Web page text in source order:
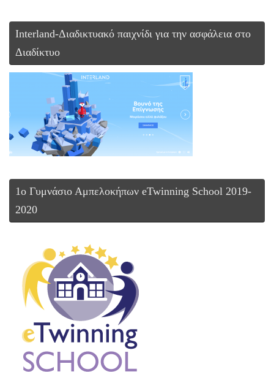
Interland-Διαδικτυακό παιχνίδι για την ασφάλεια στο
Διαδίκτυο
1ο Γυμνάσιο Αμπελοκήπων eTwinning School 2019-
2020